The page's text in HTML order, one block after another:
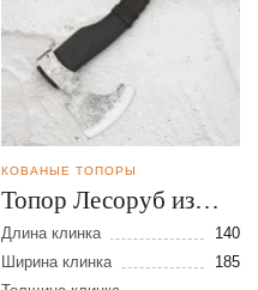
КОВАНЫЕ ТОПОРЫ
Топор Лесоруб из
стали 9ХС
Длина клинка
140
Ширина клинка
185